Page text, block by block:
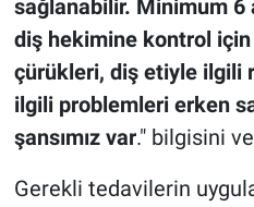
sağlanabilir. Minimum 6
diş hekimine kontrol
çürükleri, diş etiyle ilgili
ilgili problemleri erken
şansımız var." bilgisini
Gerekli tedavilerin